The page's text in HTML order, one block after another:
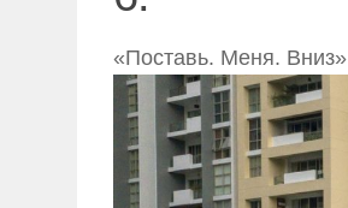
«Поставь. Меня. Вниз»